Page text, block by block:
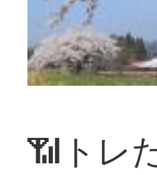
📶トレ